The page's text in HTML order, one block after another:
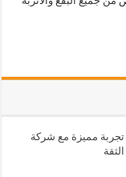
مميزة مع شركة